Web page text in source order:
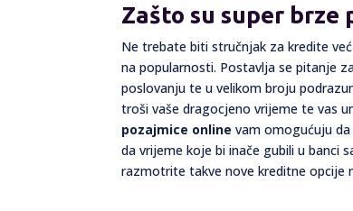
Zašto su super brze
Ne trebate biti stručnjak za kredite
na popularnosti. Postavlja se pitanje
poslovanju te u velikom broju
troši vaše dragocjeno vrijeme te vas
pozajmice online vam omogućuju
da vrijeme koje bi inače gubili u banci
razmotrite takve nove kreditne opcije